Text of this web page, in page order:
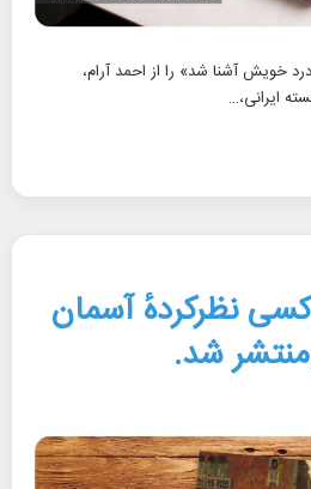
خویش آشنا شد» را از احمد آرام،
ایرانی،…
&#۸۲۲۰;کسی نظرکردهٔ آسمان